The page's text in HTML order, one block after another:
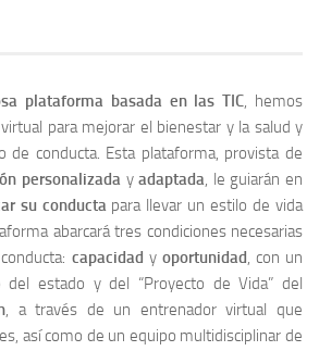
plataforma basada en las TIC, hemos
para mejorar el bienestar y la salud y
de conducta. Esta plataforma, provista de
personalizadayadaptada, le guiarán en
su conductapara llevar un estilo de vida
abarcará tres condiciones necesarias
capacidad y oportunidad, con un
del estado y del “Proyecto de Vida” del
, a través de un entrenador virtual que
así como de un equipo multidisciplinar de